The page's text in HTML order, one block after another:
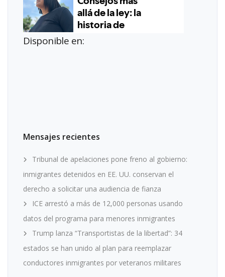
Disponible en:
Mensajes recientes
Tribunal de apelaciones pone freno al gobierno:
inmigrantes detenidos en EE. UU. conservan el
derecho a solicitar una audiencia de fianza
ICE arrestó a más de 12,000 personas usando
datos del programa para menores inmigrantes
Trump lanza “Transportistas de la libertad”: 34
estados se han unido al plan para reemplazar
conductores inmigrantes por veteranos militares